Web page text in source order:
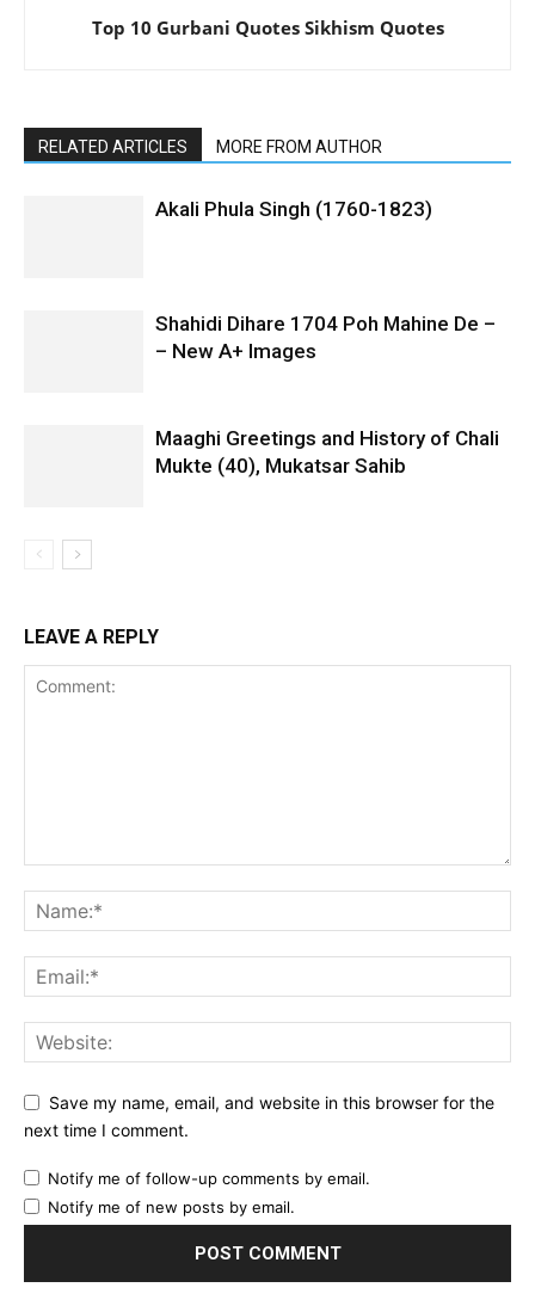
Top 10 Gurbani Quotes Sikhism Quotes
RELATED ARTICLES MORE FROM AUTHOR
Akali Phula Singh (1760-1823)
Shahidi Dihare 1704 Poh Mahine De –
– New A+ Images
Maaghi Greetings and History of Chali
Mukte (40), Mukatsar Sahib
LEAVE A REPLY
Save my name, email, and website in this browser for the
next time I comment.
Notify me of follow-up comments by email.
Notify me of new posts by email.